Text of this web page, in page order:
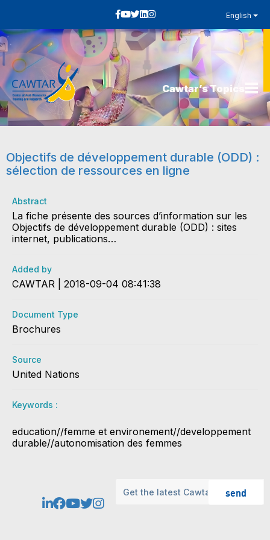
English
Cawtar’s Topics
Objectifs de développement durable (ODD) :
sélection de ressources en ligne
Abstract
La fiche présente des sources d’information sur les
Objectifs de développement durable (ODD) : sites
internet, publications…
Added by
CAWTAR | 2018-09-04 08:41:38
Document Type
Brochures
Source
United Nations
Keywords :
​education//femme et environement//developpement
durable//autonomisation des femmes
send